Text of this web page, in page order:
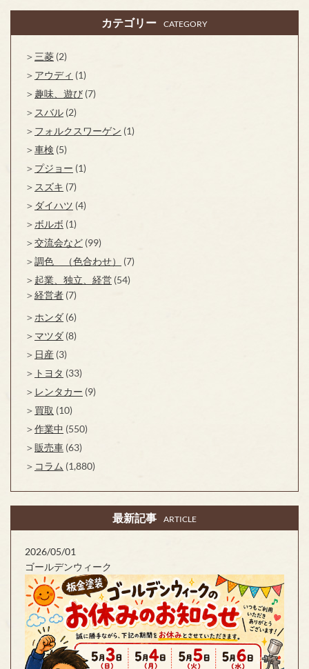
カテゴリー CATEGORY
三菱 (2)
アウディ (1)
趣味、遊び (7)
スバル (2)
フォルクスワーゲン (1)
車検 (5)
プジョー (1)
スズキ (7)
ダイハツ (4)
ボルボ (1)
交流会など (99)
調色 （色合わせ）
(7)
起業、独立、経営 (54)
経営者 (7)
ホンダ (6)
マツダ (8)
日産 (3)
トヨタ (33)
レンタカー (9)
買取 (10)
作業中 (550)
販売車 (63)
コラム (1,880)
最新記事 ARTICLE
2026/05/01
ゴールデンウィーク